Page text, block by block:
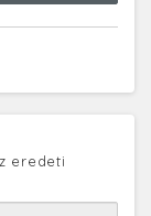
eredeti